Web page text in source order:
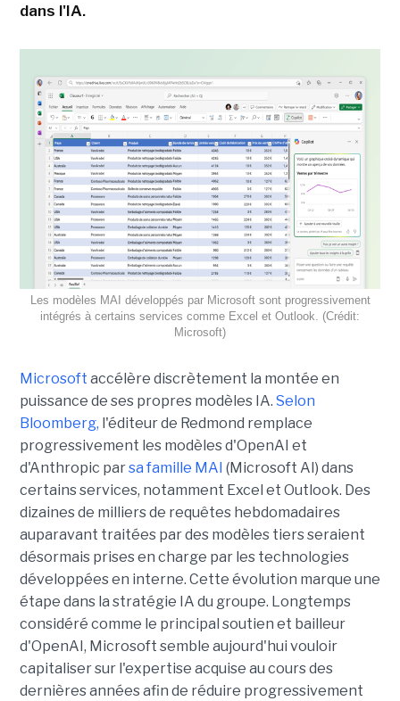
dans l'IA.
Les modèles MAI développés par Microsoft sont progressivement
intégrés à certains services comme Excel et Outlook. (Crédit:
Microsoft)
Microsoft accélère discrètement la montée en
puissance de ses propres modèles IA. Selon
Bloomberg, l'éditeur de Redmond remplace
progressivement les modèles d'OpenAI et
d'Anthropic parsa famille MAI (Microsoft AI) dans
certains services, notamment Excel et Outlook. Des
dizaines de milliers de requêtes hebdomadaires
auparavant traitées par des modèles tiers seraient
désormais prises en charge par les technologies
développées en interne. Cette évolution marque une
étape dans la stratégie IA du groupe. Longtemps
considéré comme le principal soutien et bailleur
d'OpenAI, Microsoft semble aujourd'hui vouloir
capitaliser sur l'expertise acquise au cours des
dernières années afin de réduire progressivement